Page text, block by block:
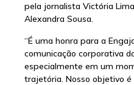
pela jornalista Victória
Alexandra Sousa.
“É uma honra para a
comunicação corporativa
especialmente em um
trajetória. Nosso objetivo